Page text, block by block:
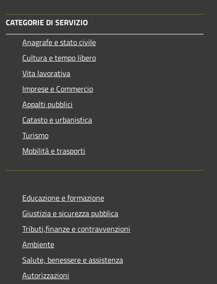
CATEGORIE DI SERVIZIO
Anagrafe e stato civile
Cultura e tempo libero
Vita lavorativa
Imprese e Commercio
Appalti pubblici
Catasto e urbanistica
Turismo
Mobilità e trasporti
Educazione e formazione
Giustizia e sicurezza pubblica
Tributi,finanze e contravvenzioni
Ambiente
Salute, benessere e assistenza
Autorizzazioni